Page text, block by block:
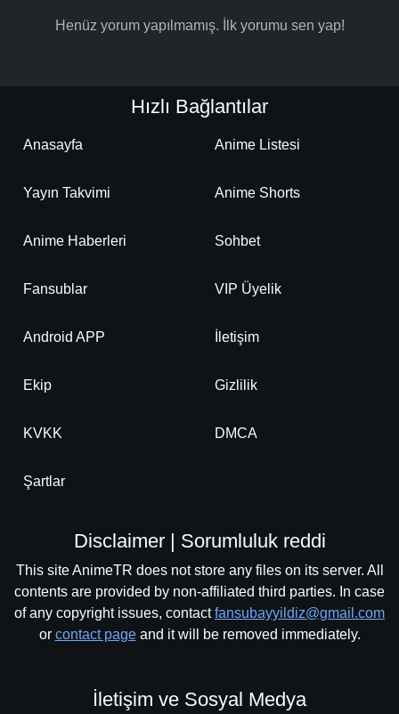
Henüz yorum yapılmamış. İlk yorumu sen yap!
Hızlı Bağlantılar
Anasayfa Anime Listesi
Yayın Takvimi Anime Shorts
Anime Haberleri Sohbet
Fansublar VIP Üyelik
Android APP İletişim
Ekip Gizlilik
KVKK DMCA
Şartlar
Disclaimer | Sorumluluk reddi
This site AnimeTR does not store any files on its server. All
contents are provided by non-affiliated third parties. In case
of any copyright issues, contactfansubayyildiz@gmail.com
or contact pageand it will be removed immediately.
İletişim ve Sosyal Medya